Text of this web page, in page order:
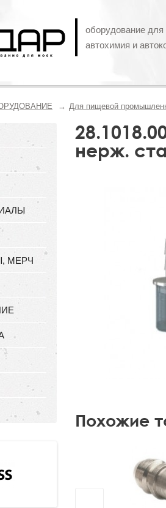
оборудование для
автохимия и
Для пищевой
МЕРЧ
нерж.
Похожие